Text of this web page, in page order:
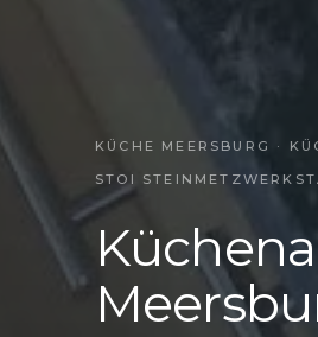
KÜCHE MEERSBURG ·
TOI